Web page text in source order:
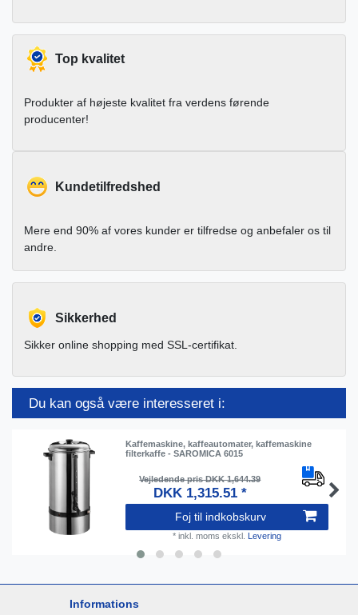
Top kvalitet
Produkter af højeste kvalitet fra verdens førende
producenter!
Kundetilfredshed
Mere end 90% af vores kunder er tilfredse og anbefaler os til
andre.
Sikkerhed
Sikker online shopping med SSL-certifikat.
Du kan også være interesseret i:
Kaffemaskine, kaffeautomater, kaffemaskine
filterkaffe - SAROMICA 6015
Vejledende pris DKK 1,644.39
DKK 1,315.51 *
Foj til indkobskurv
* inkl. moms ekskl. Levering
Informations